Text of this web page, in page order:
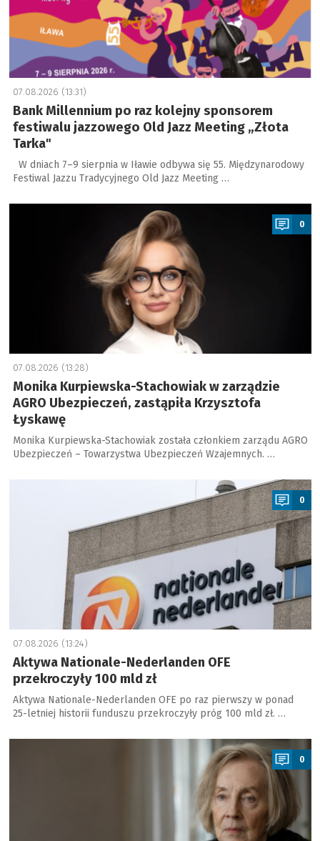
07.08.2026 (13:31)
Bank Millennium po raz kolejny sponsorem
festiwalu jazzowego Old Jazz Meeting „Złota
Tarka"
W dniach 7–9 sierpnia w Iławie odbywa się 55. Międzynarodowy
Festiwal Jazzu Tradycyjnego Old Jazz Meeting …
a
0
07.08.2026 (13:28)
Monika Kurpiewska-Stachowiak w zarządzie
AGRO Ubezpieczeń, zastąpiła Krzysztofa
Łyskawę
Monika Kurpiewska-Stachowiak została członkiem zarządu AGRO
Ubezpieczeń – Towarzystwa Ubezpieczeń Wzajemnych. …
0
07.08.2026 (13:24)
Aktywa Nationale-Nederlanden OFE
przekroczyły 100 mld zł
Aktywa Nationale-Nederlanden OFE po raz pierwszy w ponad
25-letniej historii funduszu przekroczyły próg 100 mld zł. …
a
0